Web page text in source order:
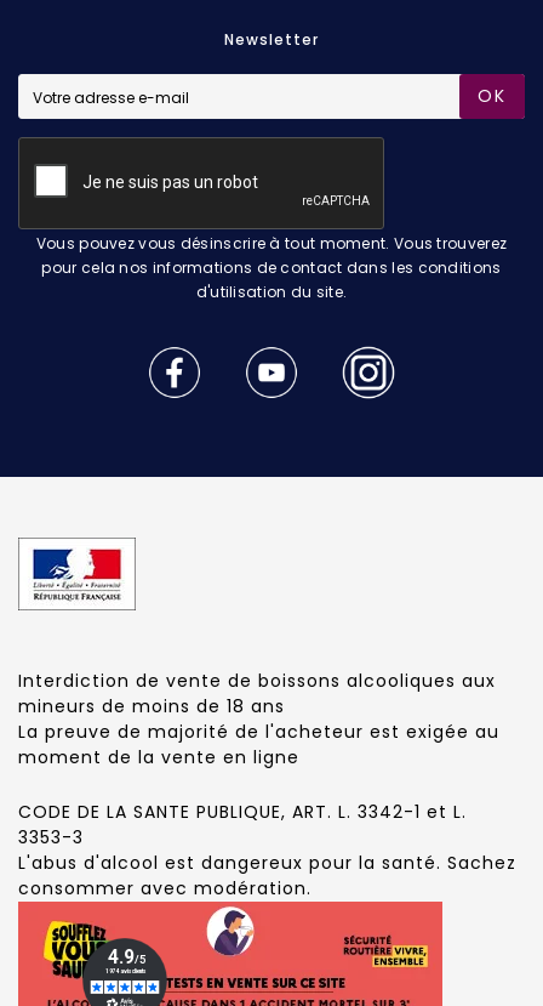
Newsletter
OK
Vous pouvez vous désinscrire à tout moment. Vous trouverez
pour cela nos informations de contact dans les conditions
d'utilisation du site.
Interdiction de vente de boissons alcooliques aux
mineurs de moins de 18 ans
La preuve de majorité de l'acheteur est exigée au
moment de la vente en ligne
CODE DE LA SANTE PUBLIQUE, ART. L. 3342-1 et L.
3353-3
L'abus d'alcool est dangereux pour la santé. Sachez
consommer avec modération.